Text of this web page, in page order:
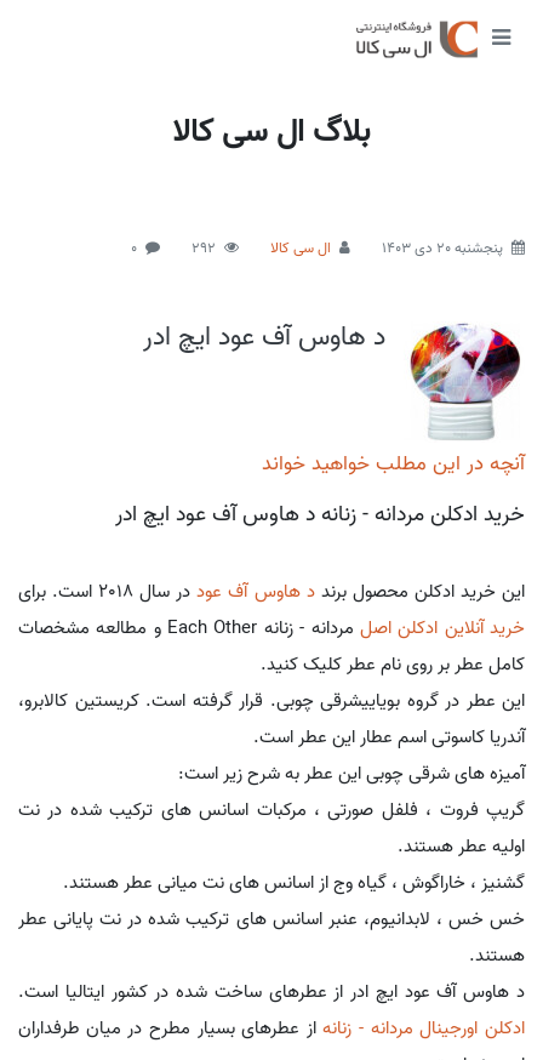
بلاگ ال سی کالا
پنجشنبه 20 دی 1403 ال سی کالا 292
0
د هاوس آف عود ایچ ادر
آنچه در این مطلب خواهید خواند
خرید ادکلن مردانه - زنانه د هاوس آف عود ایچ ادر
این خرید ادکلن محصول برندد هاوس آف عوددر سال 2018 است. برای
خرید آنلاین ادکلن اصل
مردانه - زنانه Each Other و مطالعه مشخصات
کامل عطر بر روی نام عطر کلیک کنید.
این عطر در گروه بویاییشرقی چوبی. قرار گرفته است. کریستین کالابرو،
آندریا کاسوتی اسم عطار این عطر است.
آمیزه های شرقی چوبی این عطر به شرح زیر است:
گریپ فروت ، فلفل صورتی ، مرکبات اسانس های ترکیب شده در نت
اولیه عطر هستند.
گشنیز ، خاراگوش ، گیاه وج از اسانس های نت میانی عطر هستند.
خس خس ، لابدانیوم، عنبر اسانس های ترکیب شده در نت پایانی عطر
هستند.
د هاوس آف عود ایچ ادر از عطرهای ساخت شده در کشور ایتالیا است.
ادکلن اورجینال مردانه - زنانهاز عطرهای بسیار مطرح در میان طرفداران